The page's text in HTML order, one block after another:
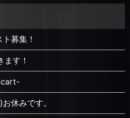
募集！
ます！
cart-
休みです。